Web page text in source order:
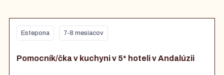
Estepona 7-8 mesiacov
Pomocník/čka v kuchyni v 5* hoteli v Andalúzii